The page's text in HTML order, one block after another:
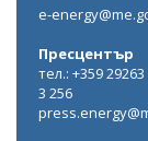
e-
Пресцентър
тел.: +359
3 256